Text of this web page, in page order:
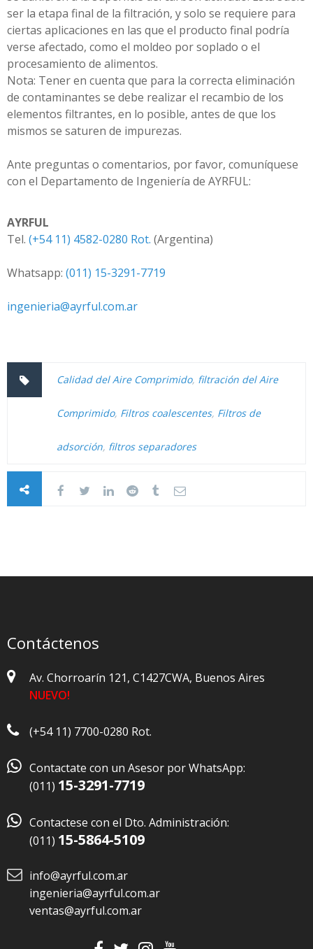
ser la etapa final de la filtración, y solo se requiere para
ciertas aplicaciones en las que el producto final podría
verse afectado, como el moldeo por soplado o el
procesamiento de alimentos.
Nota: Tener en cuenta que para la correcta eliminación
de contaminantes se debe realizar el recambio de los
elementos filtrantes, en lo posible, antes de que los
mismos se saturen de impurezas.
Ante preguntas o comentarios, por favor, comuníquese
con el Departamento de Ingeniería de AYRFUL:
AYRFUL
Tel. (+54 11) 4582-0280 Rot. (Argentina)
Whatsapp: (011) 15-3291-7719
ingenieria@ayrful.com.ar
Calidad del Aire Comprimido, filtración del Aire
Comprimido, Filtros coalescentes, Filtros de
adsorción, filtros separadores
Contáctenos
Av. Chorroarín 121, C1427CWA, Buenos Aires
NUEVO!
(+54 11) 7700-0280 Rot.
 Contactate con un Asesor por WhatsApp:
(011) 15-3291-7719
 Contactese con el Dto. Administración:
(011) 15-5864-5109
info@ayrful.com.ar
ingenieria@ayrful.com.ar
ventas@ayrful.com.ar